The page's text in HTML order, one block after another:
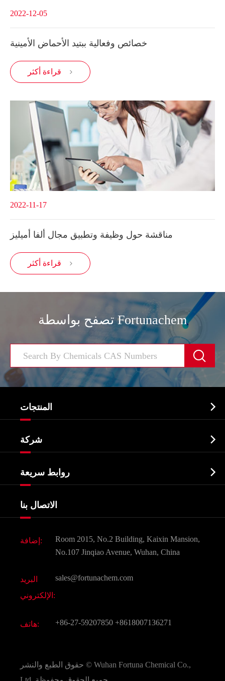
2022-12-05
خصائص وفعالية ببتيد الأحماض الأمينية
قراءة أكثر 
2022-11-17
مناقشة حول وظيفة وتطبيق مجال ألفا أميليز
قراءة أكثر 
تصفح بواسطة Fortunachem

المنتجات 
الصيدلانية وسيطة
البيوكيميائية
Agrochemicals و الوسطيات
مكونات مستحضرات التجميل
النكهات و عطور
الكيميائية CAS
جميع المواد الكيميائية غرامة
شركة 
شهادات و مصنع تظهر
شركة التاريخ
روابط سريعة 
الاتصال بنا
إضافة:
Room 2015, No.2 Building, Kaixin Mansion,
No.107 Jinqiao Avenue, Wuhan, China
البريد
الإلكتروني:
sales@fortunachem.com
هاتف: +86-27-59207850 +8618007136271
حقوق الطبع والنشر © Wuhan Fortuna Chemical Co.,